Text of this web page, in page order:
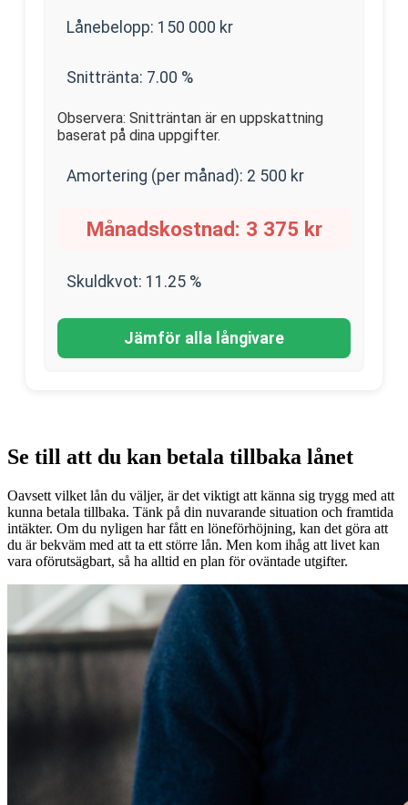
Lånebelopp: 150 000 kr
Snittränta: 7.00 %
Observera: Snitträntan är en uppskattning
baserat på dina uppgifter.
Amortering (per månad): 2 500 kr
Månadskostnad: 3 375 kr
Skuldkvot: 11.25 %
Jämför alla långivare
Se till att du kan betala tillbaka lånet
Oavsett vilket lån du väljer, är det viktigt att känna sig trygg med att
kunna betala tillbaka. Tänk på din nuvarande situation och framtida
intäkter. Om du nyligen har fått en löneförhöjning, kan det göra att
du är bekväm med att ta ett större lån. Men kom ihåg att livet kan
vara oförutsägbart, så ha alltid en plan för oväntade utgifter.